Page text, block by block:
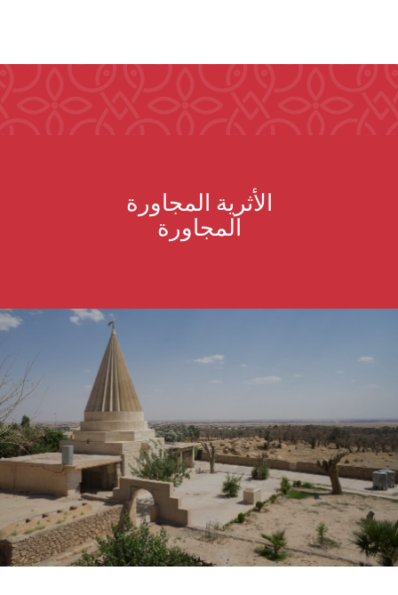
الأثرية المجاورة
المجاورة